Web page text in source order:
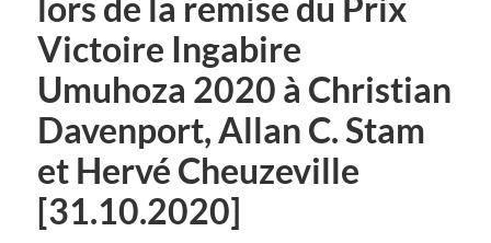
lors de la remise du Prix
Victoire Ingabire
Umuhoza 2020 à Christian
Davenport, Allan C. Stam
et Hervé Cheuzeville
[31.10.2020]